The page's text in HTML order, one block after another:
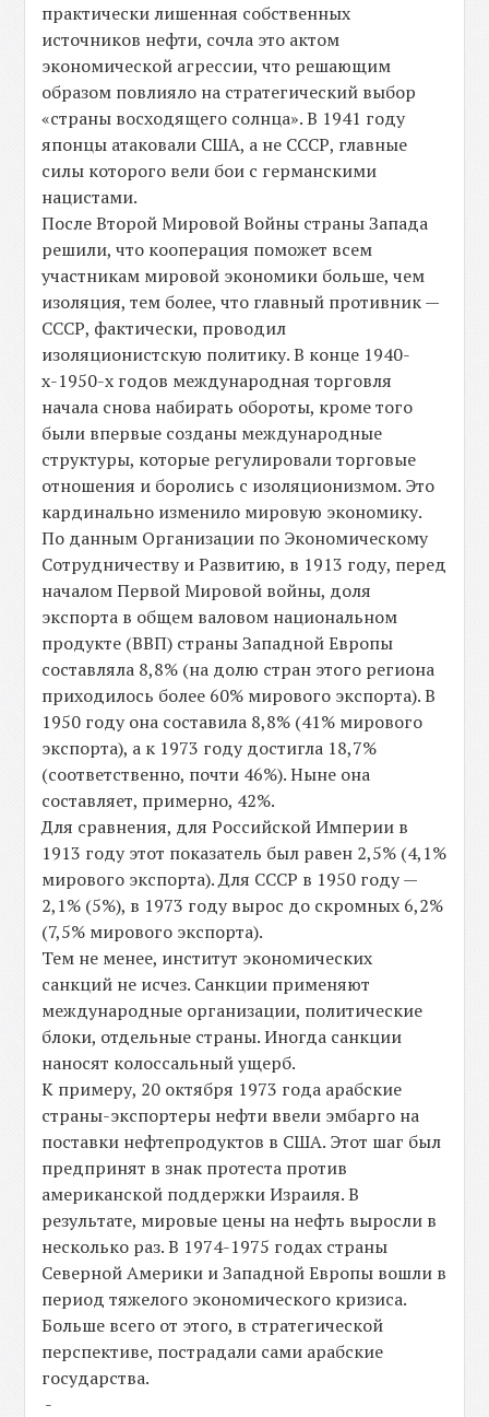
практически лишенная собственных
источников нефти, сочла это актом
экономической агрессии, что решающим
образом повлияло на стратегический выбор
«страны восходящего солнца». В 1941 году
японцы атаковали США, а не СССР, главные
силы которого вели бои с германскими
нацистами.
После Второй Мировой Войны страны Запада
решили, что кооперация поможет всем
участникам мировой экономики больше, чем
изоляция, тем более, что главный противник —
СССР, фактически, проводил
изоляционистскую политику. В конце 1940-
х-1950-х годов международная торговля
начала снова набирать обороты, кроме того
были впервые созданы международные
структуры, которые регулировали торговые
отношения и боролись с изоляционизмом. Это
кардинально изменило мировую экономику.
По данным Организации по Экономическому
Сотрудничеству и Развитию, в 1913 году, перед
началом Первой Мировой войны, доля
экспорта в общем валовом национальном
продукте (ВВП) страны Западной Европы
составляла 8,8% (на долю стран этого региона
приходилось более 60% мирового экспорта). В
1950 году она составила 8,8% (41% мирового
экспорта), а к 1973 году достигла 18,7%
(соответственно, почти 46%). Ныне она
составляет, примерно, 42%.
Для сравнения, для Российской Империи в
1913 году этот показатель был равен 2,5% (4,1%
мирового экспорта). Для СССР в 1950 году —
2,1% (5%), в 1973 году вырос до скромных 6,2%
(7,5% мирового экспорта).
Тем не менее, институт экономических
санкций не исчез. Санкции применяют
международные организации, политические
блоки, отдельные страны. Иногда санкции
наносят колоссальный ущерб.
К примеру, 20 октября 1973 года арабские
страны-экспортеры нефти ввели эмбарго на
поставки нефтепродуктов в США. Этот шаг был
предпринят в знак протеста против
американской поддержки Израиля. В
результате, мировые цены на нефть выросли в
несколько раз. В 1974-1975 годах страны
Северной Америки и Западной Европы вошли в
период тяжелого экономического кризиса.
Больше всего от этого, в стратегической
перспективе, пострадали сами арабские
государства.
-